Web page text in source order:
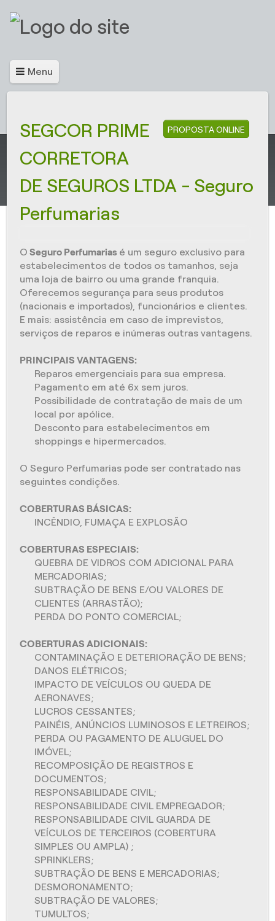
Menu
PROPOSTA ONLINE
SEGCOR PRIME
CORRETORA
DE SEGUROS LTDA - Seguro
Perfumarias
O Seguro Perfumarias é um seguro exclusivo para
estabelecimentos de todos os tamanhos, seja
uma loja de bairro ou uma grande franquia.
Oferecemos segurança para seus produtos
(nacionais e importados), funcionários e clientes.
E mais: assistência em caso de imprevistos,
serviços de reparos e inúmeras outras vantagens.
PRINCIPAIS VANTAGENS:
Reparos emergenciais para sua empresa.
Pagamento em até 6x sem juros.
Possibilidade de contratação de mais de um
local por apólice.
Desconto para estabelecimentos em
shoppings e hipermercados.
O Seguro Perfumarias pode ser contratado nas
seguintes condições.
COBERTURAS BÁSICAS:
INCÊNDIO, FUMAÇA E EXPLOSÃO
COBERTURAS ESPECIAIS:
QUEBRA DE VIDROS COM ADICIONAL PARA
MERCADORIAS;
SUBTRAÇÃO DE BENS E/OU VALORES DE
CLIENTES (ARRASTÃO);
PERDA DO PONTO COMERCIAL;
COBERTURAS ADICIONAIS:
CONTAMINAÇÃO E DETERIORAÇÃO DE BENS;
DANOS ELÉTRICOS;
IMPACTO DE VEÍCULOS OU QUEDA DE
AERONAVES;
LUCROS CESSANTES;
PAINÉIS, ANÚNCIOS LUMINOSOS E LETREIROS;
PERDA OU PAGAMENTO DE ALUGUEL DO
IMÓVEL;
RECOMPOSIÇÃO DE REGISTROS E
DOCUMENTOS;
RESPONSABILIDADE CIVIL;
RESPONSABILIDADE CIVIL EMPREGADOR;
RESPONSABILIDADE CIVIL GUARDA DE
VEÍCULOS DE TERCEIROS (COBERTURA
SIMPLES OU AMPLA) ;
SPRINKLERS;
SUBTRAÇÃO DE BENS E MERCADORIAS;
DESMORONAMENTO;
SUBTRAÇÃO DE VALORES;
TUMULTOS;